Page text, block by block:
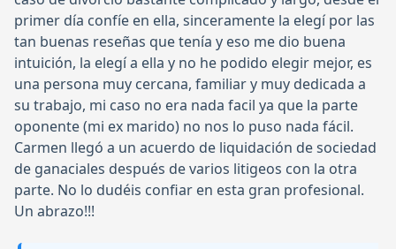
primer día confíe en ella, sinceramente la elegí por las
tan buenas reseñas que tenía y eso me dio buena
intuición, la elegí a ella y no he podido elegir mejor, es
una persona muy cercana, familiar y muy dedicada a
su trabajo, mi caso no era nada facil ya que la parte
oponente (mi ex marido) no nos lo puso nada fácil.
Carmen llegó a un acuerdo de liquidación de sociedad
de ganaciales después de varios litigeos con la otra
parte. No lo dudéis confiar en esta gran profesional.
Un abrazo!!!